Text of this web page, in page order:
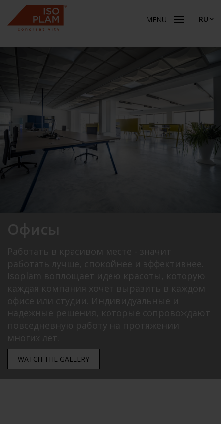
MENU RU
Офисы
Работать в красивом месте - значит
работать лучше, спокойнее и эффективнее.
Isoplam воплощает идею красоты, которую
каждая компания хочет выразить в каждом
офисе или студии. Индивидуальные и
надежные решения, которые сопровождают
повседневную работу на протяжении
многих лет.
WATCH THE GALLERY